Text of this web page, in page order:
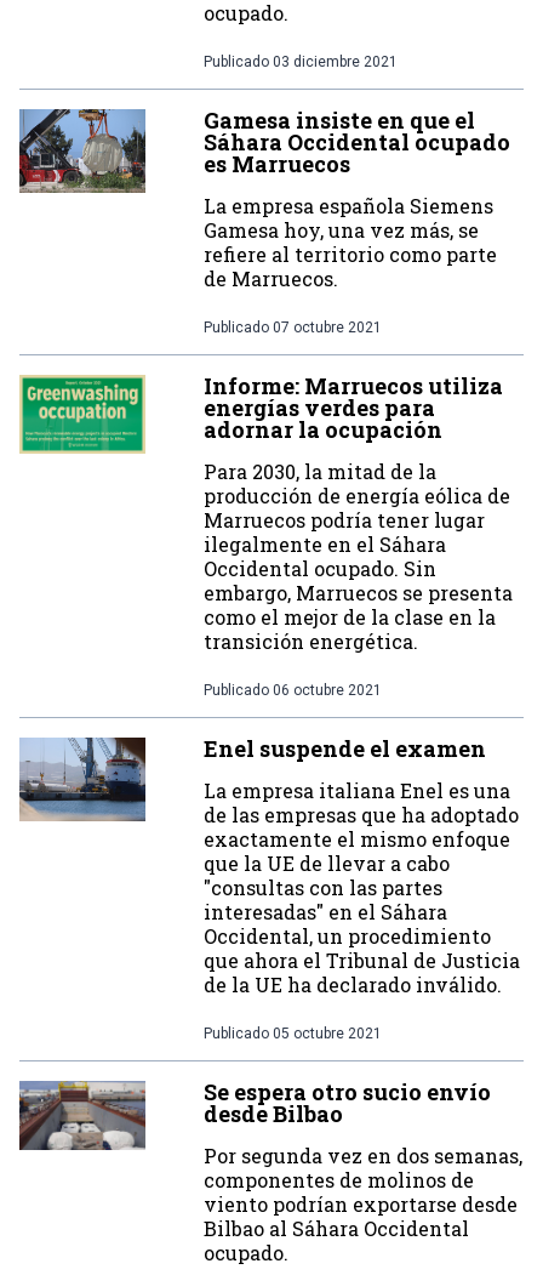
ocupado.
Publicado 03 diciembre 2021
Gamesa insiste en que el
Sáhara Occidental ocupado
es Marruecos
La empresa española Siemens
Gamesa hoy, una vez más, se
refiere al territorio como parte
de Marruecos.
Publicado 07 octubre 2021
Informe: Marruecos utiliza
energías verdes para
adornar la ocupación
Para 2030, la mitad de la
producción de energía eólica de
Marruecos podría tener lugar
ilegalmente en el Sáhara
Occidental ocupado. Sin
embargo, Marruecos se presenta
como el mejor de la clase en la
transición energética.
Publicado 06 octubre 2021
Enel suspende el examen
La empresa italiana Enel es una
de las empresas que ha adoptado
exactamente el mismo enfoque
que la UE de llevar a cabo
"consultas con las partes
interesadas" en el Sáhara
Occidental, un procedimiento
que ahora el Tribunal de Justicia
de la UE ha declarado inválido.
Publicado 05 octubre 2021
Se espera otro sucio envío
desde Bilbao
Por segunda vez en dos semanas,
componentes de molinos de
viento podrían exportarse desde
Bilbao al Sáhara Occidental
ocupado.